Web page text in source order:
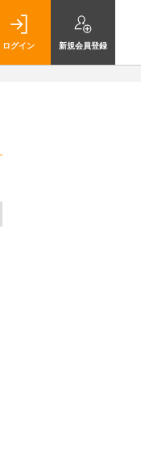
ログイン 新規会員登録